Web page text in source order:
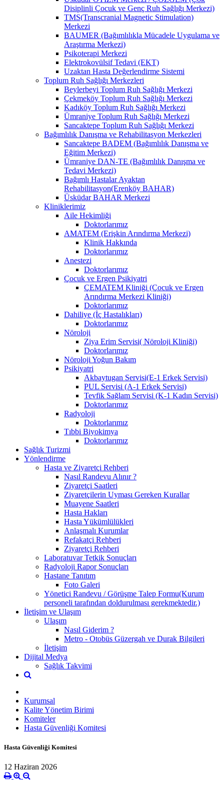
Disiplinli Çocuk ve Genç Ruh Sağlığı Merkezi)
TMS(Transcranial Magnetic Stimulation)
Merkezi
BAUMER (Bağımlılıkla Mücadele Uygulama ve
Araştırma Merkezi)
Psikoterapi Merkezi
Elektrokovülsif Tedavi (EKT)
Uzaktan Hasta Değerlendirme Sistemi
Toplum Ruh Sağlığı Merkezleri
Beylerbeyi Toplum Ruh Sağlığı Merkezi
Çekmeköy Toplum Ruh Sağlığı Merkezi
Kadıköy Toplum Ruh Sağlığı Merkezi
Ümraniye Toplum Ruh Sağlığı Merkezi
Sancaktepe Toplum Ruh Sağlığı Merkezi
Bağımlılık Danışma ve Rehabilitasyon Merkezleri
Sancaktepe BADEM (Bağımlılık Danışma ve
Eğitim Merkezi)
Ümraniye DAN-TE (Bağımlılık Danışma ve
Tedavi Merkezi)
Bağımlı Hastalar Ayaktan
Rehabilitasyon(Erenköy BAHAR)
Üsküdar BAHAR Merkezi
Kliniklerimiz
Aile Hekimliği
Doktorlarımız
AMATEM (Erişkin Arındırma Merkezi)
Klinik Hakkında
Doktorlarımız
Anestezi
Doktorlarımız
Çocuk ve Ergen Psikiyatri
ÇEMATEM Kliniği (Çocuk ve Ergen
Arındırma Merkezi Kliniği)
Doktorlarımız
Dahiliye (İç Hastalıkları)
Doktorlarımız
Nöroloji
Ziya Erim Servisi( Nöroloji Kliniği)
Doktorlarımız
Nöroloji Yoğun Bakım
Psikiyatri
Akbaytugan Servisi(E-1 Erkek Servisi)
PUL Servisi (A-1 Erkek Servisi)
Tevfik Sağlam Servisi (K-1 Kadın Servisi)
Doktorlarımız
Radyoloji
Doktorlarımız
Tıbbi Biyokimya
Doktorlarımız
Sağlık Turizmi
Yönlendirme
Hasta ve Ziyaretçi Rehberi
Nasıl Randevu Alınır ?
Ziyaretçi Saatleri
Ziyaretçilerin Uyması Gereken Kurallar
Muayene Saatleri
Hasta Hakları
Hasta Yükümlülükleri
Anlaşmalı Kurumlar
Refakatçi Rehberi
Ziyaretçi Rehberi
Laboratuvar Tetkik Sonuçları
Radyoloji Rapor Sonuçları
Hastane Tanıtım
Foto Galeri
Yönetici Randevu / Görüşme Talep Formu(Kurum
personeli tarafından doldurulması gerekmektedir.)
İletişim ve Ulaşım
Ulaşım
Nasıl Giderim ?
Metro - Otobüs Güzergah ve Durak Bilgileri
İletişim
Dijital Medya
Sağlık Takvimi
Kurumsal
Kalite Yönetim Birimi
Komiteler
Hasta Güvenliği Komitesi
Hasta Güvenliği Komitesi
12 Haziran 2026